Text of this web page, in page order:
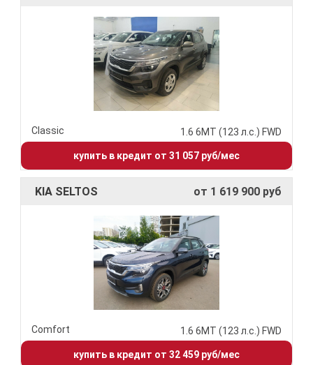
Classic 1.6 6МТ (123 л.с.) FWD
купить в кредит от 31 057 руб/мес
KIA SELTOS от 1 619 900 руб
Comfort 1.6 6МТ (123 л.с.) FWD
купить в кредит от 32 459 руб/мес